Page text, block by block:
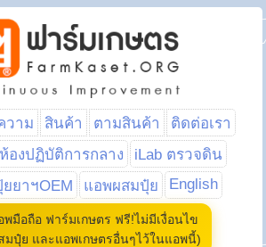
วาม สินค้า ตามสินค้า
ติดต่อเรา
องปฏิบัติการกลาง
iLab ตรวจดิน
ยาฯOEM
แอพผสมปุ๋ย English
พมือถือ ฟาร์มเกษตร ฟรี!ไม่มีเงื่อนไข
มปุ๋ย และแอพเกษตรอื่นๆไว้ในแอพนี้)